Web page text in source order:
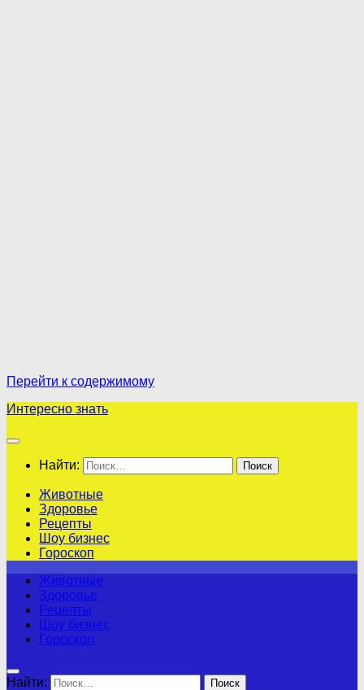
Перейти к содержимому
Интересно знать
Найти:
Животные
Здоровье
Рецепты
Шоу бизнес
Гороскоп
Животные
Здоровье
Рецепты
Шоу бизнес
Гороскоп
Найти: